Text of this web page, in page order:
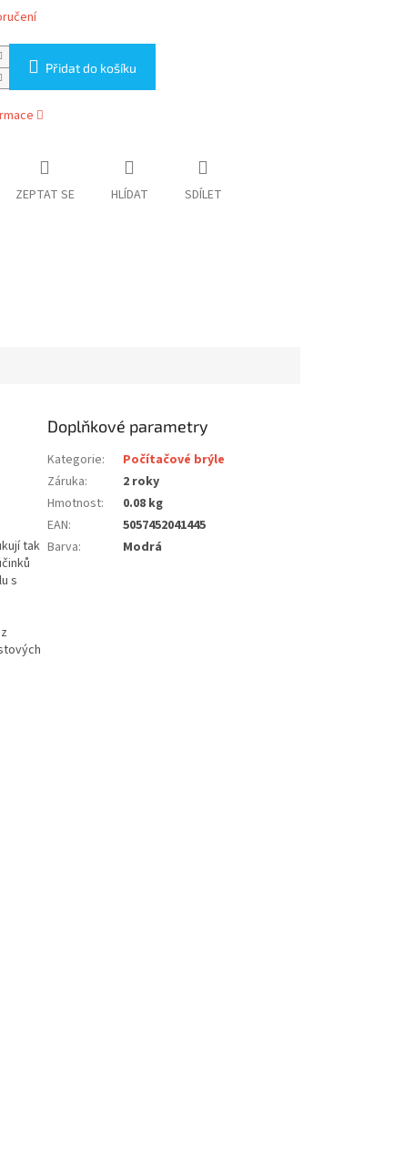
Přidat do košíku
ZEPTAT SE HLÍDAT SDÍLET
tak
s
Doplňkové parametry
Kategorie:
Počítačové brýle
Záruka:
2 roky
Hmotnost:
0.08 kg
EAN:
5057452041445
Barva: Modrá